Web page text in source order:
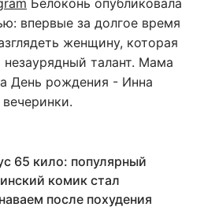
впервые за долгое время
женщину, которая
талант. Мама
День рождения - Инна
65 кило: популярный
комик стал
после похудения